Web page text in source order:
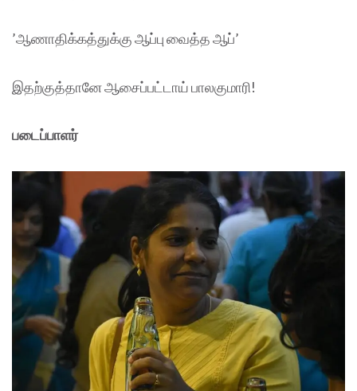
’ஆணாதிக்கத்துக்கு ஆப்பு வைத்த ஆப்’
இதற்குத்தானே ஆசைப்பட்டாய் பாலகுமாரி!
படைப்பாளர்